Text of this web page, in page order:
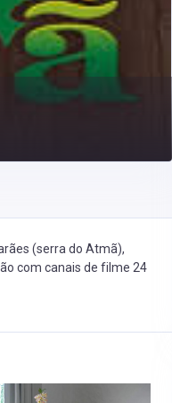
(serra do Atmã),
com canais de filme 24